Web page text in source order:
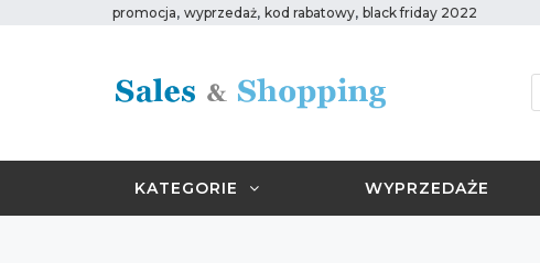
promocja, wyprzedaż, kod rabatowy, black friday 2022
KATEGORIE WYPRZEDAŻE